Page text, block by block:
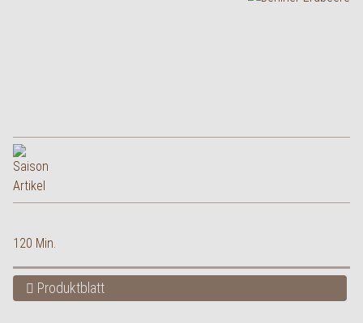
120 Min.
Produktblatt